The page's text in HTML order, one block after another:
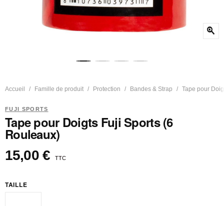
zoom_in
Accueil Famille de produit Protection Bandes & Strap Tape pour
FUJI SPORTS
Tape pour Doigts Fuji Sports (6
Rouleaux)
15,00 € TTC
TAILLE